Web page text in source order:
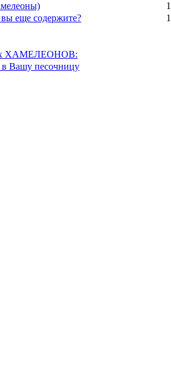
еще содержите?
ХАМЕЛЕОНОВ:
в Вашу песочницу